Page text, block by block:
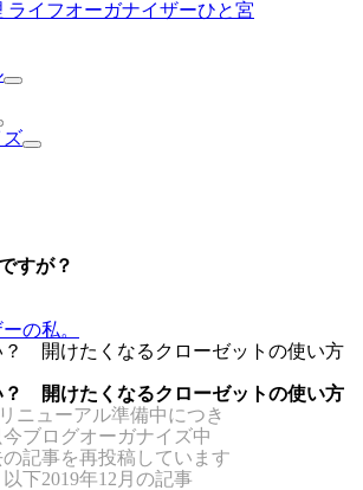
ズ
すが？
の私。
？ 開けたくなるクローゼットの使い方
？ 開けたくなるクローゼットの使い方
ニューアル準備中につき
今ブログオーガナイズ中
の記事を再投稿しています
以下2019年12月の記事